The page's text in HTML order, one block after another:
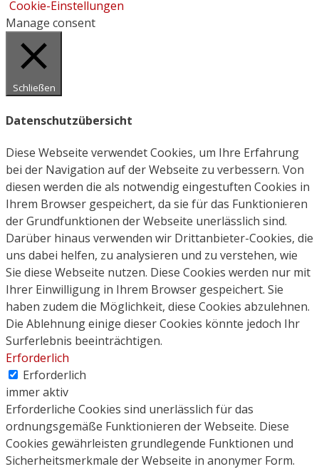
Cookie-Einstellungen
Manage consent
Schließen
Datenschutzübersicht
Diese Webseite verwendet Cookies, um Ihre Erfahrung
bei der Navigation auf der Webseite zu verbessern. Von
diesen werden die als notwendig eingestuften Cookies in
Ihrem Browser gespeichert, da sie für das Funktionieren
der Grundfunktionen der Webseite unerlässlich sind.
Darüber hinaus verwenden wir Drittanbieter-Cookies, die
uns dabei helfen, zu analysieren und zu verstehen, wie
Sie diese Webseite nutzen. Diese Cookies werden nur mit
Ihrer Einwilligung in Ihrem Browser gespeichert. Sie
haben zudem die Möglichkeit, diese Cookies abzulehnen.
Die Ablehnung einige dieser Cookies könnte jedoch Ihr
Surferlebnis beeinträchtigen.
Erforderlich
Erforderlich
immer aktiv
Erforderliche Cookies sind unerlässlich für das
ordnungsgemäße Funktionieren der Webseite. Diese
Cookies gewährleisten grundlegende Funktionen und
Sicherheitsmerkmale der Webseite in anonymer Form.